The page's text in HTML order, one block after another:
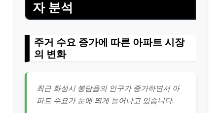
자 분석
주거 수요 증가에 따른 아파트 시장
의 변화
최근 화성시 봉담읍의 인구가 증가하면서 아
파트 수요가 눈에 띄게 늘어나고 있습니다.